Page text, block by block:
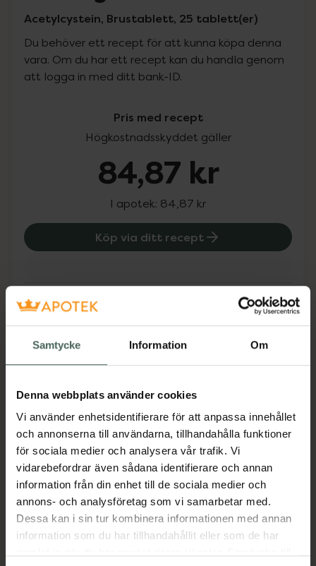
Samtycke Information Om
Denna webbplats använder cookies
Vi använder enhetsidentifierare för att anpassa innehållet
och annonserna till användarna, tillhandahålla funktioner
för sociala medier och analysera vår trafik. Vi
vidarebefordrar även sådana identifierare och annan
information från din enhet till de sociala medier och
annons- och analysföretag som vi samarbetar med.
Dessa kan i sin tur kombinera informationen med annan
information som du har tillhandahållit eller som de har
Acetylcystein, Brustablett, 25 tablett(er)
Du behöver ett recept för att kunna köpa denna
vara. Om du har ett recept kan du handla genom
att logga in med ditt bank-ID.
Pris med recept
Högkostnadsskyddet gäller
84,87 kr
I apotek: 84,87 kr
Köp via ditt recept
Fler produkter från Acetylcystein Mylan
Aktuella erbjudanden
Beskrivning Dölj
Läs alltid bipacksedeln innan
användning.
Acetylcystein Viatris löser upp segt slem så
att det blir mer tunnflytande och därmed
lättare att hosta upp. Acetylcystein används
vid långdragna luftrörsbesvär med segt slem
(kronisk bronkit).
EAN:
07046261596725